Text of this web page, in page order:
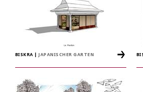
BISKRA |JAPANISCHER GARTEN